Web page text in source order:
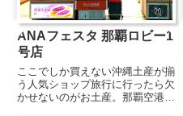
ANAフェスタ 那覇ロビー1
号店
ここでしか買えない沖縄土産が揃
う人気ショップ旅行に行ったら欠
かせないのがお土産。那覇空港に